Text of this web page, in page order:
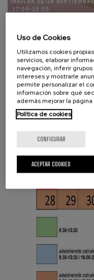
ARTES
Cursos
Octubre-junio
Casa de cultura
Uso de Cookies
Utilizamos cookies
servicios, elaborar
navegación, inferir
intereses y mostrarle
permite personalizar el
información sobre qué
además mejorar la
Política de cookies
CONFIGURAR
ACEPTAR COOKIES